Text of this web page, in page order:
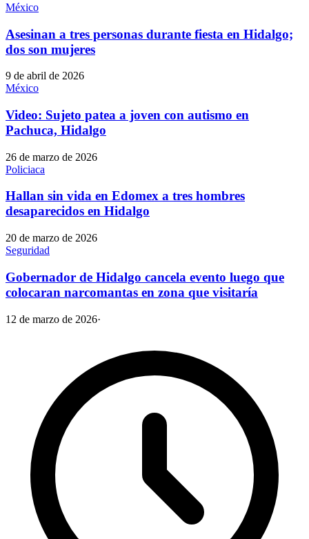
México
Asesinan a tres personas durante fiesta en Hidalgo;
dos son mujeres
9 de abril de 2026
México
Video: Sujeto patea a joven con autismo en
Pachuca, Hidalgo
26 de marzo de 2026
Policiaca
Hallan sin vida en Edomex a tres hombres
desaparecidos en Hidalgo
20 de marzo de 2026
Seguridad
Gobernador de Hidalgo cancela evento luego que
colocaran narcomantas en zona que visitaría
12 de marzo de 2026·